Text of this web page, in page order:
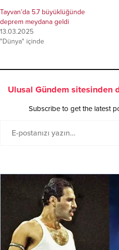
Tayvan’da 5.7 büyüklüğünde
deprem meydana geldi
13.03.2025
"Dünya" içinde
Ulusal Gündem sitesinden
Subscribe to get the latest